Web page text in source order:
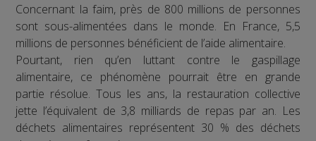
Concernant la faim, près de 800 millions de personnes
sont sous-alimentées dans le monde. En France, 5,5
millions de personnes bénéficient de l’aide alimentaire.
Pourtant, rien qu’en luttant contre le gaspillage
alimentaire, ce phénomène pourrait être en grande
partie résolue. Tous les ans, la restauration collective
jette l’équivalent de 3,8 milliards de repas par an. Les
déchets alimentaires représentent 30 % des déchets